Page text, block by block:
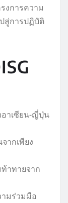
งการความ
สู่การปฏิบัติ
าเซียน-ญี่ปุ่น
ากเพียง
าทายจาก
มร่วมมือ